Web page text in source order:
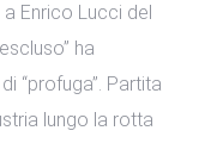
Enrico Lucci del
ha
“profuga”. Partita
lungo la rotta